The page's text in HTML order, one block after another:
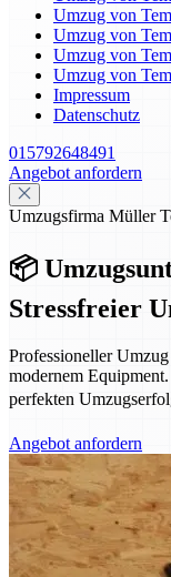
Umzug von
Umzug von
Umzug von
Umzug von
Impressum
Datenschutz
015792648491
Angebot anfordern
Umzugsfirma Müller
📦
Stressfreier
Professioneller
modernem
perfekten
Angebot anfordern